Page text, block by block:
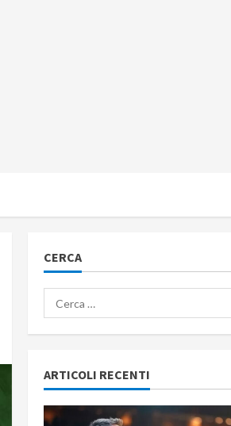
CERCA
Ricerca
per:
ARTICOLI RECENTI